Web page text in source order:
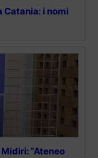
Catania: i nomi
“Ateneo